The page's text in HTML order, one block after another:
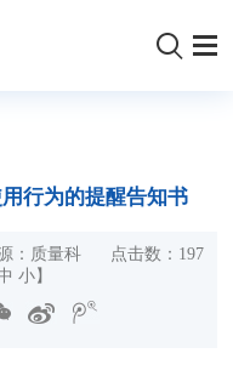
行为的提醒告知书
：质量科 点击数： 197
小】